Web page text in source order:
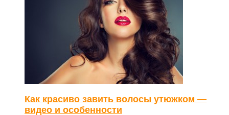
Как красиво завить волосы утюжком —
видео и особенности